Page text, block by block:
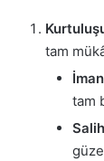
tam
tam